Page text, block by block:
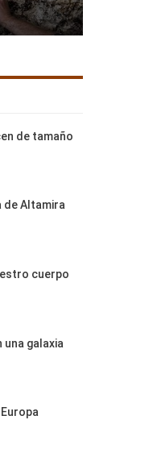
de tamaño
de Altamira
cuerpo
una galaxia